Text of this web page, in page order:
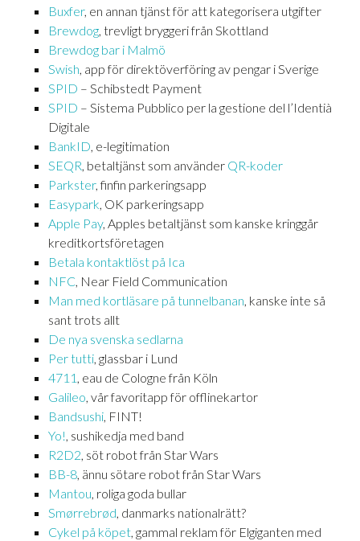
Buxfer, en annan tjänst för att kategorisera utgifter
Brewdog, trevligt bryggeri från Skottland
Brewdog bar i Malmö
Swish, app för direktöverföring av pengar i Sverige
SPID – Schibstedt Payment
SPID – Sistema Pubblico per la gestione del l’Identià
Digitale
BankID, e-legitimation
SEQR, betaltjänst som använder QR-koder
Parkster, finfin parkeringsapp
Easypark, OK parkeringsapp
Apple Pay, Apples betaltjänst som kanske kringgår
kreditkortsföretagen
Betala kontaktlöst på Ica
NFC, Near Field Communication
Man med kortläsare på tunnelbanan, kanske inte så
sant trots allt
De nya svenska sedlarna
Per tutti, glassbar i Lund
4711 , eau de Cologne från Köln
Galileo, vår favoritapp för offlinekartor
Bandsushi, FINT!
Yo!, sushikedja med band
R2D2, söt robot från Star Wars
BB-8, ännu sötare robot från Star Wars
Mantou, roliga goda bullar
Smørrebrød, danmarks nationalrätt?
Cykel på köpet, gammal reklam för Elgiganten med